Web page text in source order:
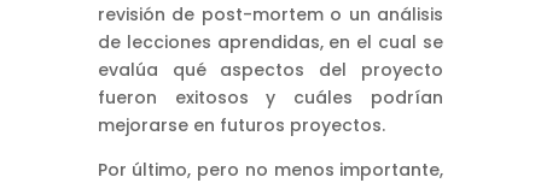
revisión de post-mortem o un análisis
de lecciones aprendidas, en el cual se
evalúa qué aspectos del proyecto
fueron exitosos y cuáles podrían
mejorarse en futuros proyectos.
Por último, pero no menos importante,